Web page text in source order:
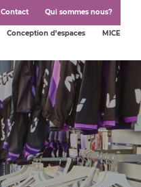
Contact Qui sommes nous?
Conception d’espaces MICE